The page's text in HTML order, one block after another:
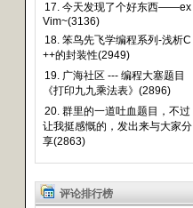
17. 今天发现了个好东西——ex
Vim~(3136)
18. 笨鸟先飞学编程系列-浅析C
++的封装性(2949)
19. 广海社区 --- 编程大塞题目
《打印九九乘法表》(2896)
20. 群里的一道吐血题目，不过
让我挺感慨的，发出来与大家分
享(2863)
评论排行榜